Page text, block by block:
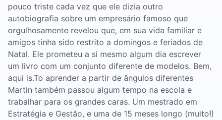
pouco triste cada vez que ele dizia outro
autobiografia sobre um empresário famoso que
orgulhosamente revelou que, em sua vida familiar e
amigos tinha sido restrito a domingos e feriados de
Natal. Ele prometeu a si mesmo algum dia escrever
um livro com um conjunto diferente de modelos. Bem,
aqui is.To aprender a partir de ângulos diferentes
Martin também passou algum tempo na escola e
trabalhar para os grandes caras. Um mestrado em
Estratégia e Gestão, e uma de 15 meses longo (muito!)